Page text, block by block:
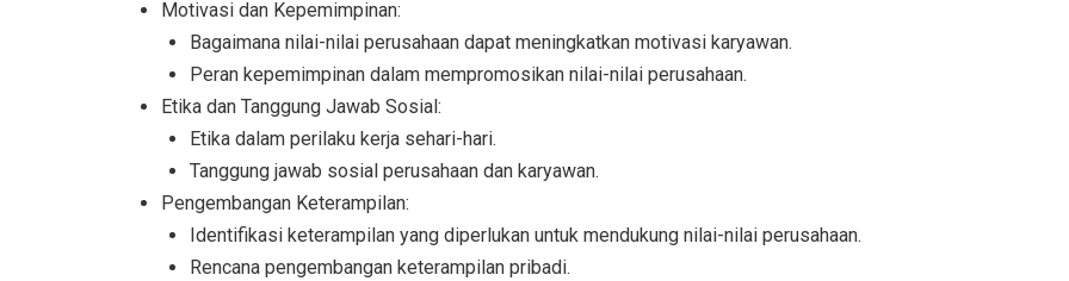
Motivasi dan Kepemimpinan:
Bagaimana nilai-nilai perusahaan dapat meningkatkan motivasi karyawan.
Peran kepemimpinan dalam mempromosikan nilai-nilai perusahaan.
Etika dan Tanggung Jawab Sosial:
Etika dalam perilaku kerja sehari-hari.
Tanggung jawab sosial perusahaan dan karyawan.
Pengembangan Keterampilan:
Identifikasi keterampilan yang diperlukan untuk mendukung nilai-nilai perusahaan.
Rencana pengembangan keterampilan pribadi.